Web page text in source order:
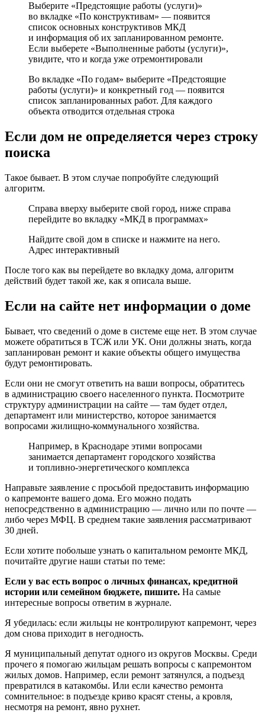
Выберите «Предстоящие работы (услуги)»
во вкладке «По конструктивам» — появится
список основных конструктивов МКД
и информация об их запланированном ремонте.
Если выберете «Выполненные работы (услуги)»,
увидите, что и когда уже отремонтировали
Во вкладке «По годам» выберите «Предстоящие
работы (услуги)» и конкретный год — появится
список запланированных работ. Для каждого
объекта отводится отдельная строка
Если дом не определяется через строку
поиска
Такое бывает. В этом случае попробуйте следующий
алгоритм.
Справа вверху выберите свой город, ниже справа
перейдите во вкладку «МКД в программах»
Найдите свой дом в списке и нажмите на него.
Адрес интерактивный
После того как вы перейдете во вкладку дома, алгоритм
действий будет такой же, как я описала выше.
Если на сайте нет информации о доме
Бывает, что сведений о доме в системе еще нет. В этом случае
можете обратиться в ТСЖ или УК. Они должны знать, когда
запланирован ремонт и какие объекты общего имущества
будут ремонтировать.
Если они не смогут ответить на ваши вопросы, обратитесь
в администрацию своего населенного пункта. Посмотрите
структуру администрации на сайте — там будет отдел,
департамент или министерство, которое занимается
вопросами жилищно-коммунального хозяйства.
Например, в Краснодаре этими вопросами
занимается департамент городского хозяйства
и топливно-энергетического комплекса
Направьте заявление с просьбой предоставить информацию
о капремонте вашего дома. Его можно подать
непосредственно в администрацию — лично или по почте —
либо через МФЦ. В среднем такие заявления рассматривают
30 дней.
Если хотите побольше узнать о капитальном ремонте МКД,
почитайте другие наши статьи по теме:
Если у вас есть вопрос о личных финансах, кредитной
истории или семейном бюджете, пишите. На самые
интересные вопросы ответим в журнале.
Я убедилась: если жильцы не контролируют капремонт, через
дом снова приходит в негодность.
Я муниципальный депутат одного из округов Москвы. Среди
прочего я помогаю жильцам решать вопросы с капремонтом
жилых домов. Например, если ремонт затянулся, а подъезд
превратился в катакомбы. Или если качество ремонта
сомнительное: в подъезде криво красят стены, а кровля,
несмотря на ремонт, явно рухнет.